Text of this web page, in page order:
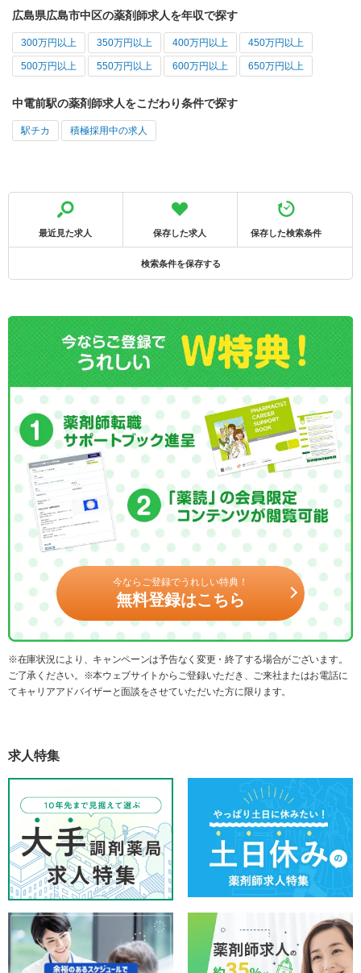
広島県広島市中区の薬剤師求人を年収で探す
300万円以上 350万円以上 400万円以上 450万円以上
500万円以上 550万円以上 600万円以上 650万円以上
中電前駅の薬剤師求人をこだわり条件で探す
駅チカ 積極採用中の求人
最近見た求人 保存した求人 保存した検索条件
検索条件を保存する
今ならご登録でうれしい特典！
無料登録はこちら
※在庫状況により、キャンペーンは予告なく変更・終了する場合がございます。
ご了承ください。※本ウェブサイトからご登録いただき、ご来社またはお電話に
てキャリアアドバイザーと面談をさせていただいた方に限ります。
求人特集